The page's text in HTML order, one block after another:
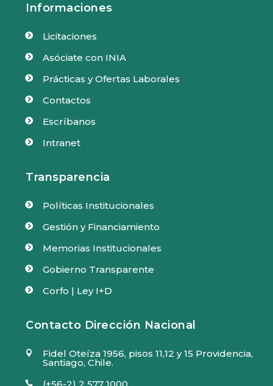
Informaciones
 Licitaciones
 Asóciate con INIA
 Prácticas y Ofertas Laborales
 Contactos
 Escríbanos
 Intranet
Transparencia
 Políticas Institucionales
 Gestión y Financiamiento
 Memorias Institucionales
 Gobierno Transparente
 Corfo | Ley I+D
Contacto Dirección Nacional
 Fidel Oteíza 1956, pisos 11,12 y 15 Providencia,
Santiago, Chile.
